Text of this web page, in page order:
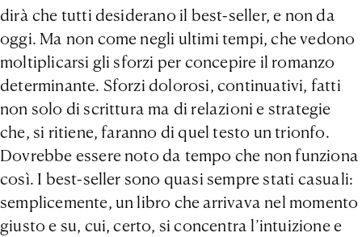
dirà che tutti desiderano il best-seller, e non da
oggi. Ma non come negli ultimi tempi, che vedono
moltiplicarsi gli sforzi per concepire il romanzo
determinante. Sforzi dolorosi, continuativi, fatti
non solo di scrittura ma di relazioni e strategie
che, si ritiene, faranno di quel testo un trionfo.
Dovrebbe essere noto da tempo che non funziona
così. I best-seller sono quasi sempre stati casuali:
semplicemente, un libro che arrivava nel momento
giusto e su, cui, certo, si concentra l’intuizione e